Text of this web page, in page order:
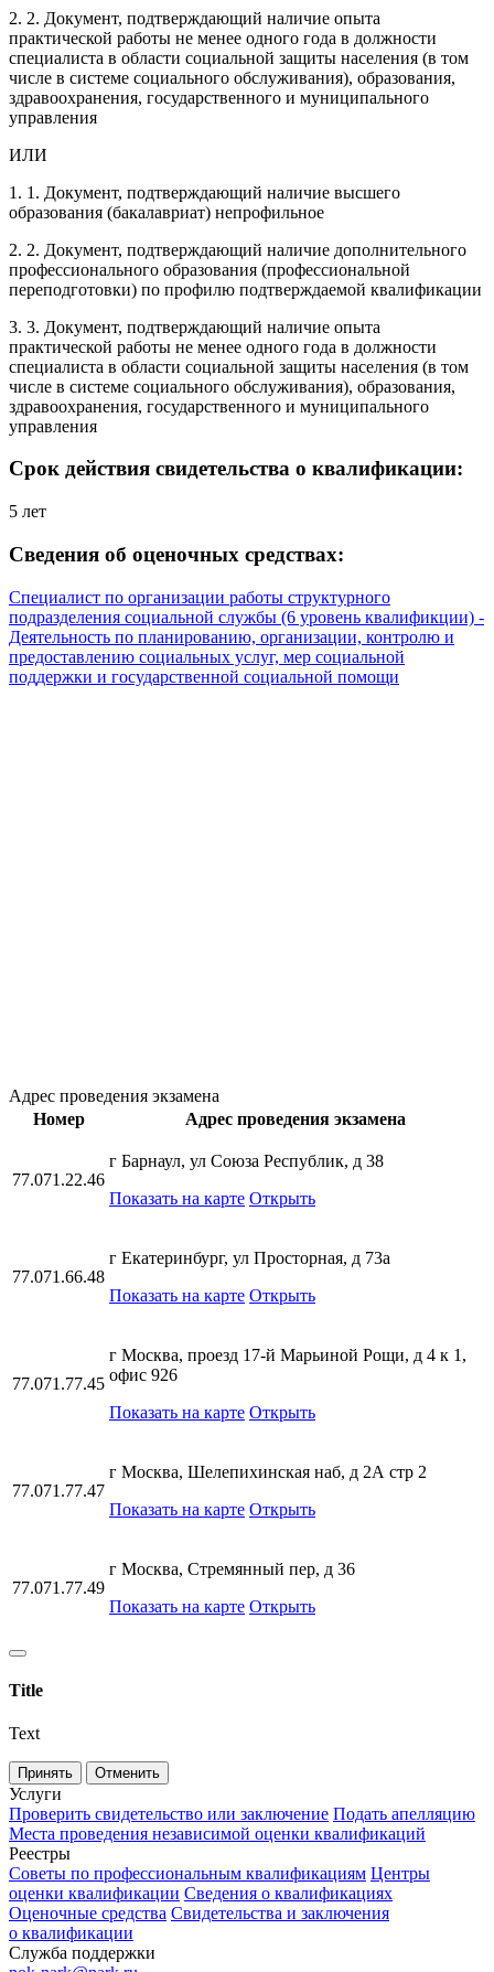
2. 2. Документ, подтверждающий наличие опыта
практической работы не менее одного года в должности
специалиста в области социальной защиты населения (в том
числе в системе социального обслуживания), образования,
здравоохранения, государственного и муниципального
управления
ИЛИ
1. 1. Документ, подтверждающий наличие высшего
образования (бакалавриат) непрофильное
2. 2. Документ, подтверждающий наличие дополнительного
профессионального образования (профессиональной
переподготовки) по профилю подтверждаемой квалификации
3. 3. Документ, подтверждающий наличие опыта
практической работы не менее одного года в должности
специалиста в области социальной защиты населения (в том
числе в системе социального обслуживания), образования,
здравоохранения, государственного и муниципального
управления
Срок действия свидетельства о квалификации:
5 лет
Сведения об оценочных средствах:
Специалист по организации работы структурного
подразделения социальной службы (6 уровень квалификции) -
Деятельность по планированию, организации, контролю и
предоставлению социальных услуг, мер социальной
поддержки и государственной социальной помощи
Адрес проведения экзамена
Номер
Адрес проведения экзамена
77.071.22.46
г Барнаул, ул Союза Республик, д 38
Показать на карте Открыть
77.071.66.48
г Екатеринбург, ул Просторная, д 73а
Показать на карте Открыть
77.071.77.45
г Москва, проезд 17-й Марьиной Рощи, д 4 к 1,
офис 926
Показать на карте Открыть
77.071.77.47
г Москва, Шелепихинская наб, д 2А стр 2
Показать на карте Открыть
77.071.77.49
г Москва, Стремянный пер, д 36
Показать на карте Открыть
Title
Text
Принять Отменить
Услуги
Проверить свидетельство или заключение Подать апелляцию
Места проведения независимой оценки квалификаций
Реестры
Советы по профессиональным квалификациям Центры
оценки квалификации Сведения о квалификациях
Оценочные средства Свидетельства и заключения
о квалификации
Служба поддержки